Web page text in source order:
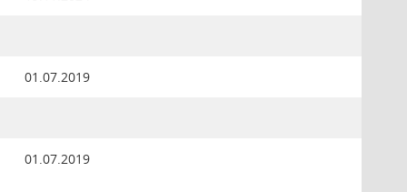
01.07.2019
01.07.2019